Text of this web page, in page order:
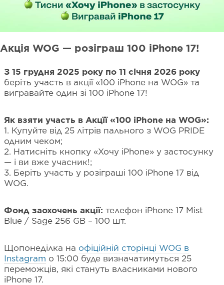
Акція WOG — розіграш 100 iPhone 17!
З 15 грудня 2025 року по 11 січня 2026 року
беріть участь в акції «100 iPhone на WOG» та
вигравайте один зі 100 iPhone 17!
Як взяти участь в Акцїї «100 iPhone на WOG»:
1. Купуйте від 25 літрів пального з WOG PRIDE
одним чеком;
2. Натисніть кнопку «Хочу iPhone» у застосунку
— і ви вже учасник!;
3. Беріть участь у розіграші 100 iPhone 17 від
WOG.
Фонд заохочень акції: телефон iPhone 17 Mist
Blue / Sage 256 GB – 100 шт.
Щопонеділка на офіційній сторінці WOG в
Instagram о 15:00 буде визначатимуться 25
переможців, які стануть власниками нового
iPhone 17.